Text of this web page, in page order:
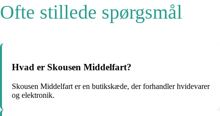
Ofte stillede spørgsmål
Hvad er Skousen Middelfart?
Skousen Middelfart er en butikskæde, der forhandler hvidevarer
og elektronik.